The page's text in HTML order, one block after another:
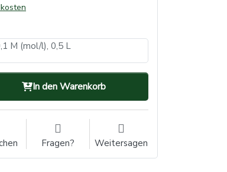
M (mol/l), 0,5 L
In den Warenkorb
Fragen? Weitersagen